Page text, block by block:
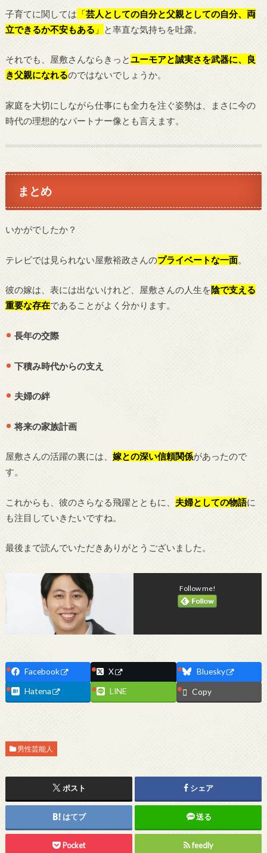
子育てに関しては 「芸人としての自分と父親としての自分、両
立できるか不安もある 」 と率直な気持ちを吐露。
それでも、屋敷さんならきっとユーモアと誠実さを武器に、良
き父親になれるのではないでしょうか。
家庭を大切にしながら仕事にも全力を注ぐ姿勢は、まさに今の
時代の理想的なパートナー像とも言えます。
まとめ
いかがでしたか？
テレビでは見られない屋敷裕政さんのプライベートな一面。
彼の嫁は、表には出ないけれど、屋敷さんの人生を陰で支える
重要な存在であることがよく分かります。
長年の交際
下積み時代からの支え
夫婦の絆
将来の家族計画
屋敷さんの活躍の裏には、 嫁との深い信頼関係があったので
す。
これからも、彼のさらなる飛躍とともに、 夫婦としての物語に
も注目していきたいですね。
最後まで読んでいただきありがとうございました。
Follow me!
Facebook X
Bluesky
Hatena
LINE Copy
男性芸能人
ポスト シェア
はてブ 送る
Pocket feedly